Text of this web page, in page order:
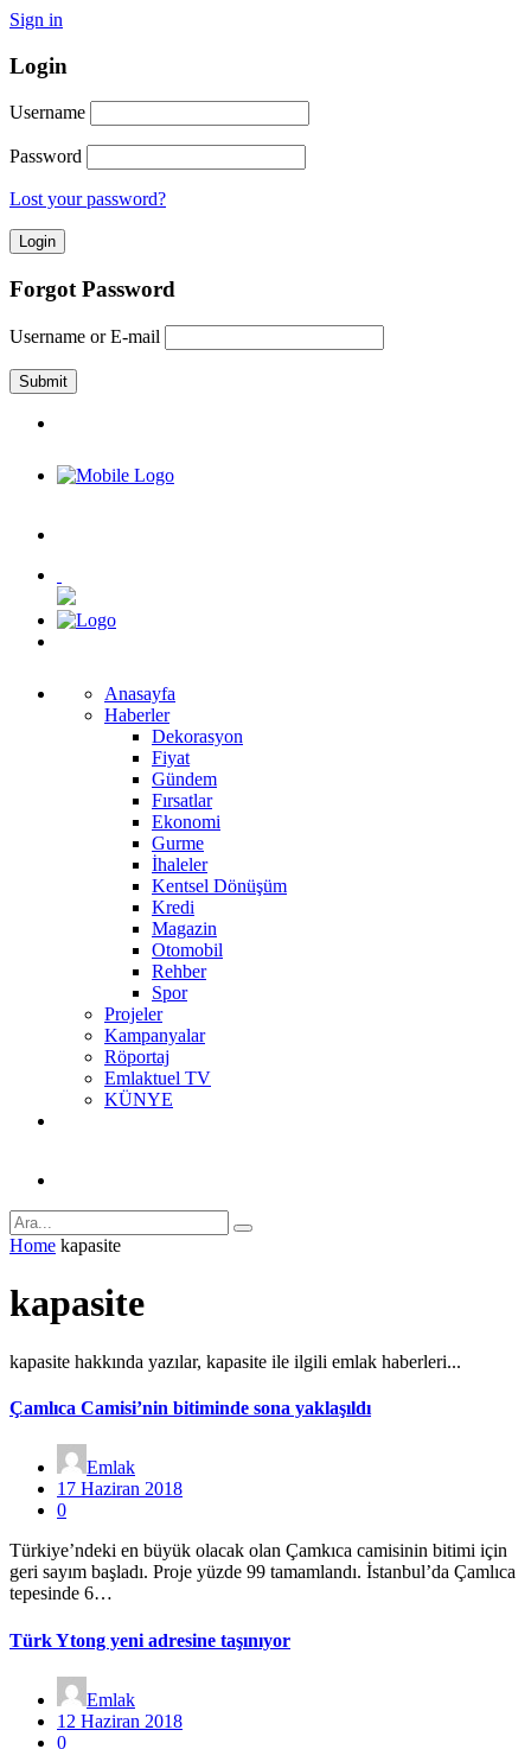
Sign in
Login
Username
Password
Lost your password?
Forgot Password
Username or E-mail
Anasayfa
Haberler
Dekorasyon
Fiyat
Gündem
Fırsatlar
Ekonomi
Gurme
İhaleler
Kentsel Dönüşüm
Kredi
Magazin
Otomobil
Rehber
Spor
Projeler
Kampanyalar
Röportaj
Emlaktuel TV
KÜNYE
Home kapasite
kapasite
kapasite hakkında yazılar, kapasite ile ilgili emlak haberleri...
Çamlıca Camisi’nin bitiminde sona yaklaşıldı
Emlak
17 Haziran 2018
0
Türkiye’ndeki en büyük olacak olan Çamkıca camisinin bitimi için
geri sayım başladı. Proje yüzde 99 tamamlandı. İstanbul’da Çamlıca
tepesinde 6…
Türk Ytong yeni adresine taşınıyor
Emlak
12 Haziran 2018
0